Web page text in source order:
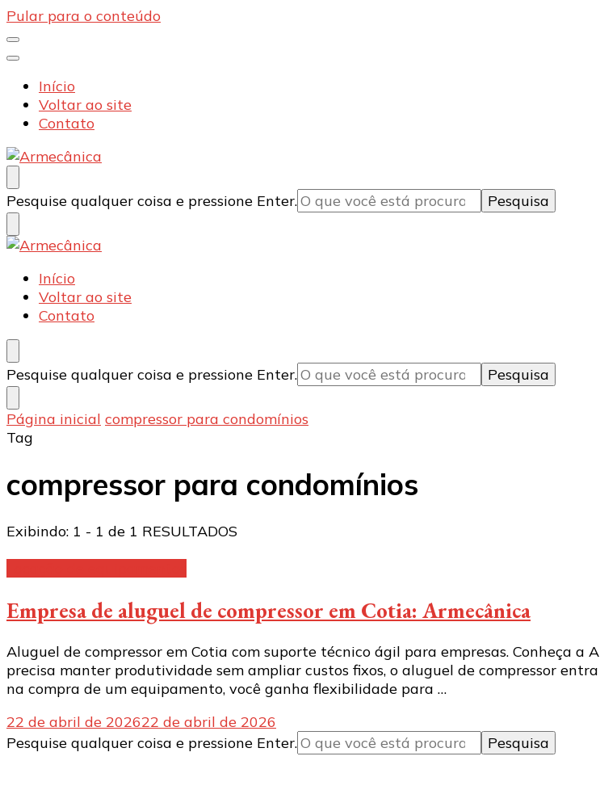
Pular para o conteúdo
Início
Voltar ao site
Contato
Armecânica
Blog
Procurando
algo?
Pesquise qualquer coisa e pressione Enter.
Armecânica
Blog
Início
Voltar ao site
Contato
Procurando
algo?
Pesquise qualquer coisa e pressione Enter.
Página inicial compressor para condomínios
Tag
compressor para condomínios
Exibindo: 1 - 1 de 1 RESULTADOS
Empresa de aluguel de compressor em Cotia: Armecânica
Aluguel de compressor em Cotia com suporte técnico ágil para empresas. Conheça a
precisa manter produtividade sem ampliar custos fixos, o aluguel de compressor
na compra de um equipamento, você ganha flexibilidade para …
22 de abril de 202622 de abril de 2026
Procurando
Pesquise qualquer coisa e pressione Enter.